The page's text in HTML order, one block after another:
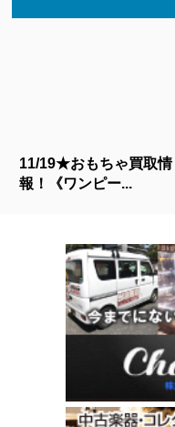
11/19★おもちゃ買取情
報！《ワンピー...